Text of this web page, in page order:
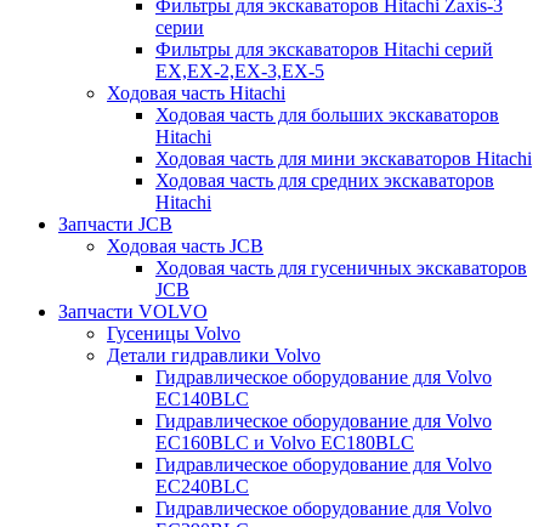
Фильтры для экскаваторов Hitachi Zaxis-3
серии
Фильтры для экскаваторов Hitachi серий
EX,EX-2,EX-3,EX-5
Ходовая часть Hitachi
Ходовая часть для больших экскаваторов
Hitachi
Ходовая часть для мини экскаваторов Hitachi
Ходовая часть для средних экскаваторов
Hitachi
Запчасти JCB
Ходовая часть JCB
Ходовая часть для гусеничных экскаваторов
JCB
Запчасти VOLVO
Гусеницы Volvo
Детали гидравлики Volvo
Гидравлическое оборудование для Volvo
EC140BLC
Гидравлическое оборудование для Volvo
EC160BLC и Volvo EC180BLC
Гидравлическое оборудование для Volvo
EC240BLC
Гидравлическое оборудование для Volvo